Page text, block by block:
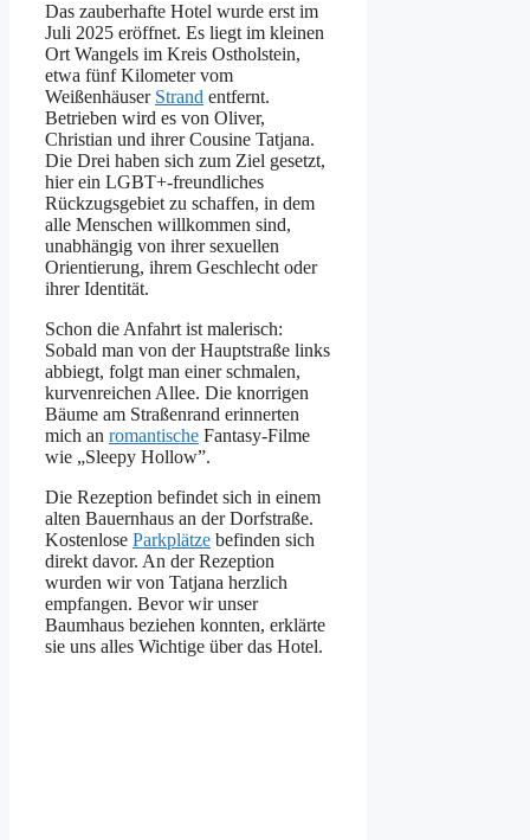
Das zauberhafte Hotel wurde erst im
Juli 2025 eröffnet. Es liegt im kleinen
Ort Wangels im Kreis Ostholstein,
etwa fünf Kilometer vom
Weißenhäuser Strand entfernt.
Betrieben wird es von Oliver,
Christian und ihrer Cousine Tatjana.
Die Drei haben sich zum Ziel gesetzt,
hier ein LGBT+-freundliches
Rückzugsgebiet zu schaffen, in dem
alle Menschen willkommen sind,
unabhängig von ihrer sexuellen
Orientierung, ihrem Geschlecht oder
ihrer Identität.
Schon die Anfahrt ist malerisch:
Sobald man von der Hauptstraße links
abbiegt, folgt man einer schmalen,
kurvenreichen Allee. Die knorrigen
Bäume am Straßenrand erinnerten
mich an romantische Fantasy-Filme
wie „Sleepy Hollow”.
Die Rezeption befindet sich in einem
alten Bauernhaus an der Dorfstraße.
Kostenlose Parkplätze befinden sich
direkt davor. An der Rezeption
wurden wir von Tatjana herzlich
empfangen. Bevor wir unser
Baumhaus beziehen konnten, erklärte
sie uns alles Wichtige über das Hotel.